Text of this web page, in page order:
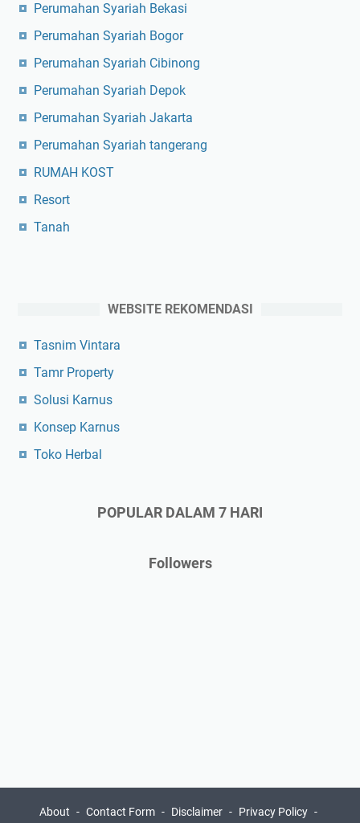
Perumahan Syariah Bekasi
Perumahan Syariah Bogor
Perumahan Syariah Cibinong
Perumahan Syariah Depok
Perumahan Syariah Jakarta
Perumahan Syariah tangerang
RUMAH KOST
Resort
Tanah
WEBSITE REKOMENDASI
Tasnim Vintara
Tamr Property
Solusi Karnus
Konsep Karnus
Toko Herbal
POPULAR DALAM 7 HARI
Followers
About Contact Form Disclaimer Privacy Policy